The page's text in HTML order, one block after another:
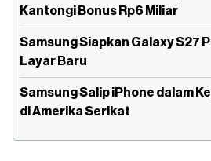
Kantongi Bonus Rp6 Miliar
Samsung Siapkan Galaxy S27
Layar Baru
Samsung Salip iPhone dalam
di Amerika Serikat